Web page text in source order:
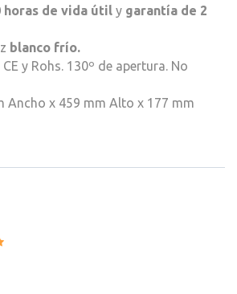
horas de vida útil y garantía de 2
blanco frío.
y Rohs. 130º de apertura. No
Ancho x 459 mm Alto x 177 mm